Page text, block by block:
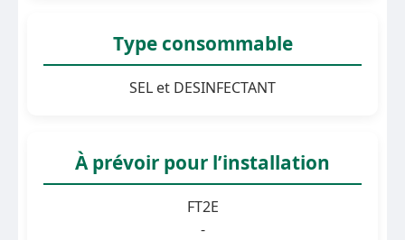
Type consommable
SEL et DESINFECTANT
À prévoir pour l’installation
FT2E
-